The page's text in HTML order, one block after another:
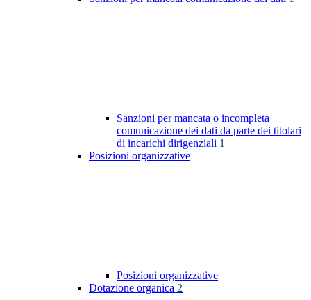
Sanzioni per mancata o incompleta
comunicazione dei dati da parte dei titolari
di incarichi dirigenziali 1
Posizioni organizzative
Posizioni organizzative
Dotazione organica 2